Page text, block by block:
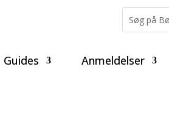
Guides Anmeldelser